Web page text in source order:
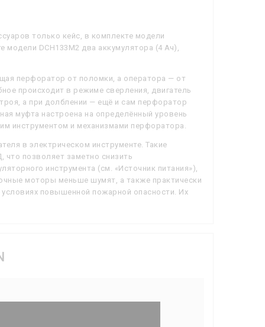
только кейс, в комплекте модели
модели DCH133M2 два аккумулятора (4 Ач),
перфоратор от поломки, а оператора — от
происходит в режиме сверления, двигатель
а при долблении — ещё и сам перфоратор
муфта настроена на определённый уровень
инструментом и механизмами перфоратора.
в электрическом инструменте. Такие
позволяет заметно снизить
инструмента (см. «Источник питания»),
моторы меньше шумят, а также практически
повышенной пожарной опасности. Их